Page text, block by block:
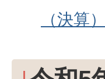
（決算